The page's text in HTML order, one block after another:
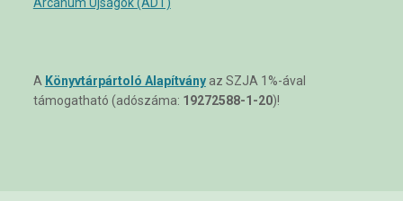
A Könyvtárpártoló Alapítványaz SZJA 1%-ával
támogatható (adószáma: 19272588-1-20)!